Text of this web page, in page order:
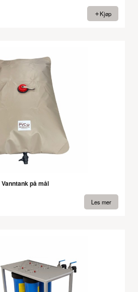
Kjøp
Vanntank på mål
Les mer